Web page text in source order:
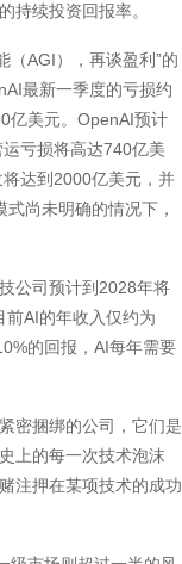
持续投资回报率。
（AGI），再谈盈利”的
最新一季度的亏损约
亿美元。OpenAI预计
亏损将高达740亿美
达到2000亿美元，并
尚未明确的情况下，
公司预计到2028年将
AI的年收入仅约为
的回报，AI每年需要
密捆绑的公司，它们是
上的每一次技术泡沫
注押在某项技术的成功